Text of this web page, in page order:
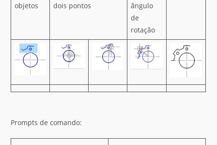
objetos
dois pontos
ângulo
de
rotação
Prompts de comando: